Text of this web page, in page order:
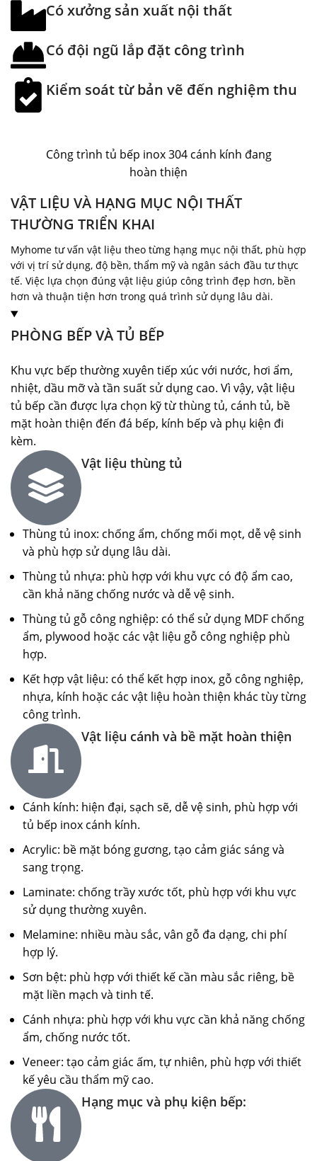
Có xưởng sản xuất nội thất
Có đội ngũ lắp đặt công trình
Kiểm soát từ bản vẽ đến nghiệm thu
Công trình tủ bếp inox 304 cánh kính đang
hoàn thiện
VẬT LIỆU VÀ HẠNG MỤC NỘI THẤT
THƯỜNG TRIỂN KHAI
Myhome tư vấn vật liệu theo từng hạng mục nội thất, phù hợp
với vị trí sử dụng, độ bền, thẩm mỹ và ngân sách đầu tư thực
tế. Việc lựa chọn đúng vật liệu giúp công trình đẹp hơn, bền
hơn và thuận tiện hơn trong quá trình sử dụng lâu dài.
PHÒNG BẾP VÀ TỦ BẾP
Khu vực bếp thường xuyên tiếp xúc với nước, hơi ẩm,
nhiệt, dầu mỡ và tần suất sử dụng cao. Vì vậy, vật liệu
tủ bếp cần được lựa chọn kỹ từ thùng tủ, cánh tủ, bề
mặt hoàn thiện đến đá bếp, kính bếp và phụ kiện đi
kèm.
Vật liệu thùng tủ
Thùng tủ inox: chống ẩm, chống mối mọt, dễ vệ sinh
và phù hợp sử dụng lâu dài.
Thùng tủ nhựa: phù hợp với khu vực có độ ẩm cao,
cần khả năng chống nước và dễ vệ sinh.
Thùng tủ gỗ công nghiệp: có thể sử dụng MDF chống
ẩm, plywood hoặc các vật liệu gỗ công nghiệp phù
hợp.
Kết hợp vật liệu: có thể kết hợp inox, gỗ công nghiệp,
nhựa, kính hoặc các vật liệu hoàn thiện khác tùy từng
công trình.
Vật liệu cánh và bề mặt hoàn thiện
Cánh kính: hiện đại, sạch sẽ, dễ vệ sinh, phù hợp với
tủ bếp inox cánh kính.
Acrylic: bề mặt bóng gương, tạo cảm giác sáng và
sang trọng.
Laminate: chống trầy xước tốt, phù hợp với khu vực
sử dụng thường xuyên.
Melamine: nhiều màu sắc, vân gỗ đa dạng, chi phí
hợp lý.
Sơn bệt: phù hợp với thiết kế cần màu sắc riêng, bề
mặt liền mạch và tinh tế.
Cánh nhựa: phù hợp với khu vực cần khả năng chống
ẩm, chống nước tốt.
Veneer: tạo cảm giác ấm, tự nhiên, phù hợp với thiết
kế yêu cầu thẩm mỹ cao.
Hạng mục và phụ kiện bếp: